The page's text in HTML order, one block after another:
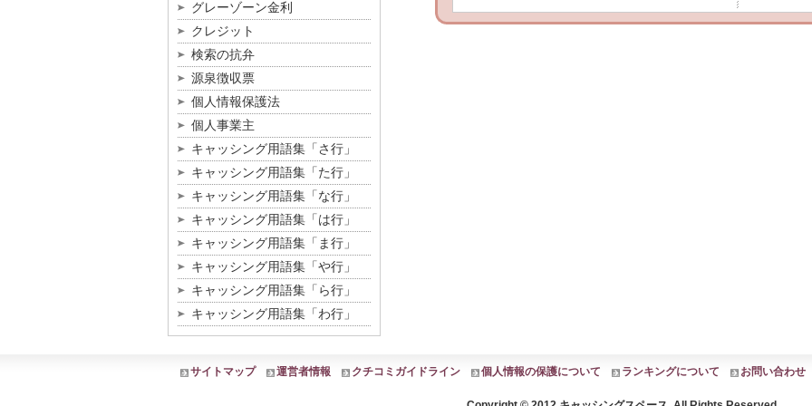
グレーゾーン金利
クレジット
検索の抗弁
源泉徴収票
個人情報保護法
個人事業主
キャッシング用語集「さ行」
キャッシング用語集「た行」
キャッシング用語集「な行」
キャッシング用語集「は行」
キャッシング用語集「ま行」
キャッシング用語集「や行」
キャッシング用語集「ら行」
キャッシング用語集「わ行」
サイトマップ 運営者情報 クチコミガイドライン 個人情報の保護について ランキングについて お問い合わせ